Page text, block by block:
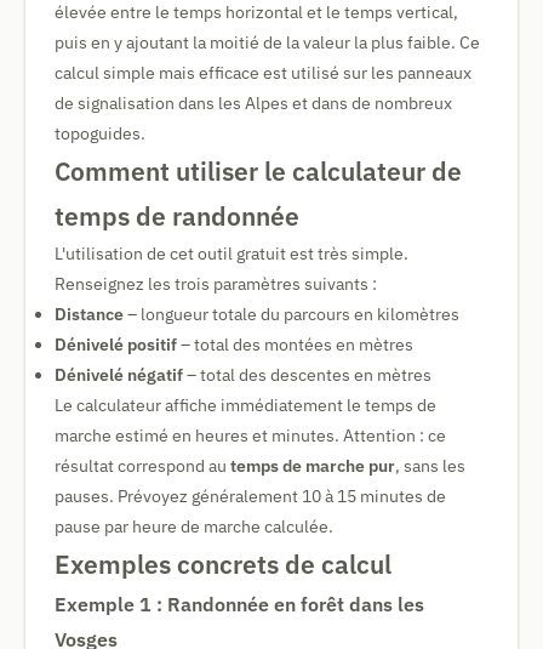
élevée entre le temps horizontal et le temps vertical,
puis en y ajoutant la moitié de la valeur la plus faible. Ce
calcul simple mais efficace est utilisé sur les panneaux
de signalisation dans les Alpes et dans de nombreux
topoguides.
Comment utiliser le calculateur de
temps de randonnée
L'utilisation de cet outil gratuit est très simple.
Renseignez les trois paramètres suivants :
Distance– longueur totale du parcours en kilomètres
Dénivelé positif– total des montées en mètres
Dénivelé négatif– total des descentes en mètres
Le calculateur affiche immédiatement le temps de
marche estimé en heures et minutes. Attention : ce
résultat correspond au temps de marche pur, sans les
pauses. Prévoyez généralement 10 à 15 minutes de
pause par heure de marche calculée.
Exemples concrets de calcul
Exemple 1 : Randonnée en forêt dans les
Vosges